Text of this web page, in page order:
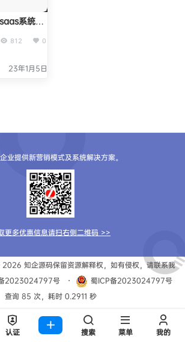
系统正
812 0
23年1月5日
业提供新营销模式及系统解决方案。
更多优惠信息请扫右侧二维码 >>
2026 知企源码保留资源解释权，如有侵权，请联系我
2023024797号 ・
蜀ICP备2023024797号
查询 85 次，耗时 0.2911 秒
认证 搜索 菜单 我的